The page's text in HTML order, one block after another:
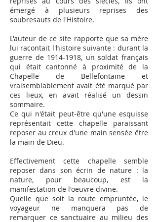
émergé à plusieurs reprises des
soubresauts de l'Histoire.
L'auteur de ce site rapporte que sa mère
lui racontait l'histoire suivante : durant la
guerre de 1914-1918, un soldat français
qui était cantonné à proximité de la
Chapelle de Bellefontaine et
vraisemblablement avait été marqué par
ces lieux, en avait réalisé un dessin
sommaire.
Ce qui n'était peut-être qu'une esquisse
représentait cette chapelle paraissant
reposer au creux d'une main sensée être
la main de Dieu.
Effectivement cette chapelle semble
reposer dans son écrin de nature : la
nature, pour beaucoup, est la
manifestation de l'oeuvre divine.
Quelle que soit la route empruntée, le
voyageur ne manquera pas de
remarquer ce sanctuaire au milieu des